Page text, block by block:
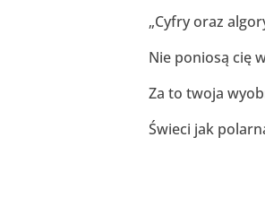
„Cyfry oraz
Nie poniosą cię
Za to twoja
Świeci jak